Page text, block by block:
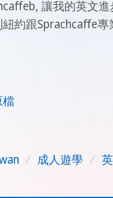
讓我的英文
約跟Sprachcaffe
/ 成人遊學 /